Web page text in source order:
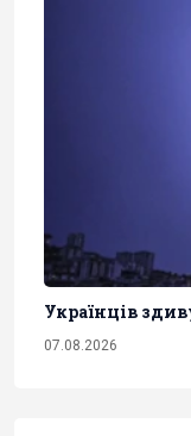
Українців
07.08.2026